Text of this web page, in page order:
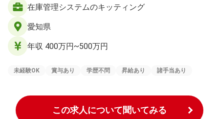
在庫管理システムのキッティング
愛知県
年収 400万円~500万円
未経験OK 賞与あり 学歴不問 昇給あり 諸手当あり
この求人について聞いてみる